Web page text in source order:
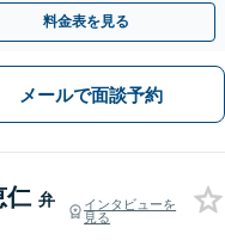
料金表を見る
メールで面談予約
仁 弁
インタビューを
見る